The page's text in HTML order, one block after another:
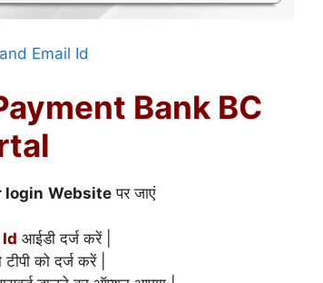
Email Id
Bank BC
login Website पर जाएं
आईडी दर्ज करें |
को दर्ज करें |